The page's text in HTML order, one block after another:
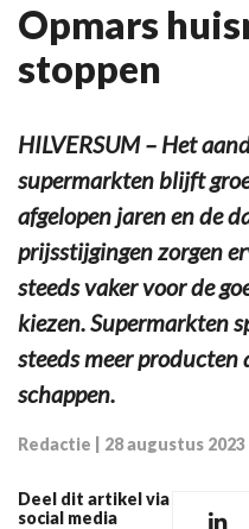
Opmars
stoppen
HILVERSUM – Het
supermarkten blijft
afgelopen jaren en de
prijsstijgingen zorgen
steeds vaker voor de
kiezen. Supermarkten
steeds meer producten
schappen.
Redactie 28 augustus 2023
Deel dit artikel via
social media